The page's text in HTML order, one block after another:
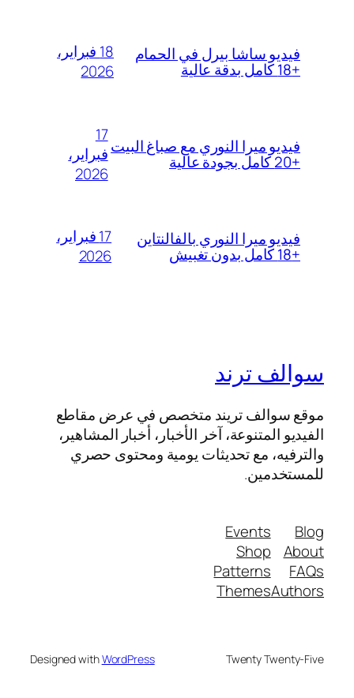
فيديو ساشا بيرل في الحمام
+18 كامل بدقة عالية
18 فبراير،
2026
فيديو ميرا النوري مع صباغ البيت
+20 كامل بجودة عالية
17
فبراير،
2026
فيديو ميرا النوري بالفالنتاين
+18 كامل بدون تغبيش
17 فبراير،
2026
سوالف ترند
موقع سوالف تريند متخصص في عرض مقاطع
الفيديو المتنوعة، آخر الأخبار، أخبار المشاهير،
والترفيه، مع تحديثات يومية ومحتوى حصري
للمستخدمين.
Blog
About
FAQs
Authors
Events
Shop
Patterns
Themes
Twenty Twenty-Five
Designed withWordPress